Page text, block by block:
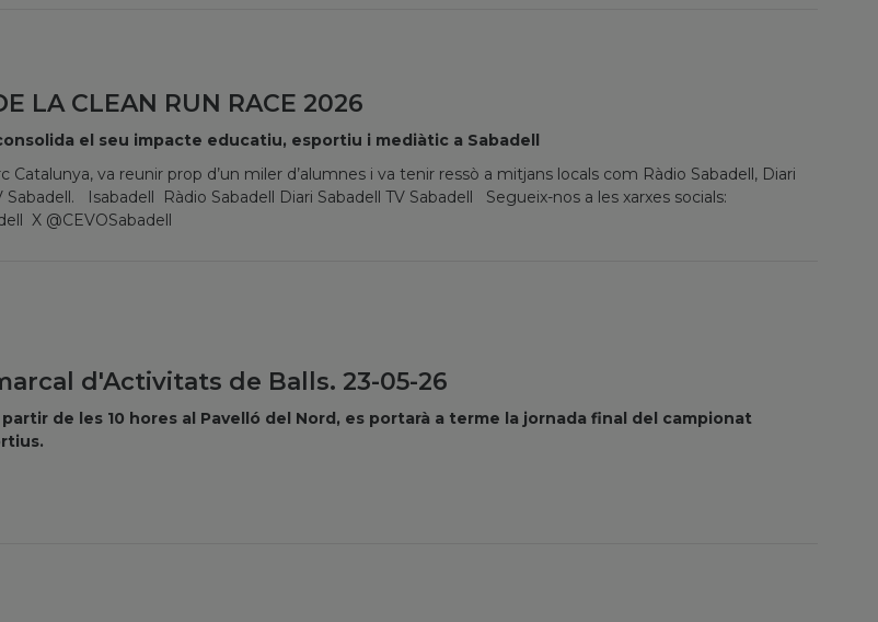
LA CLEAN RUN RACE 2026
el seu impacte educatiu, esportiu i mediàtic a Sabadell
Catalunya, va reunir prop d’un miler d’alumnes i va tenir ressò a mitjans locals com Ràdio Sabadell, Diari
Sabadell. Isabadell Ràdio Sabadell Diari Sabadell TV Sabadell Segueix-nos a les xarxes socials:
X @CEVOSabadell
d'Activitats de Balls. 23-05-26
de les 10 hores al Pavelló del Nord, es portarà a terme la jornada final del campionat